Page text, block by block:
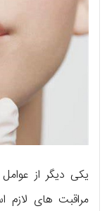
یکی دیگر از
مراقبت های